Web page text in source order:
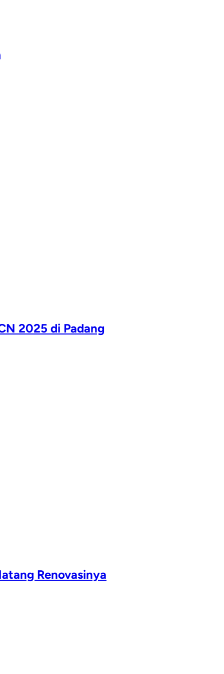
2025 di Padang
Renovasinya